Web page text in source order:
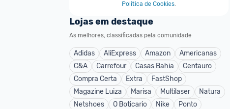
Política de Cookies.
Lojas em destaque
As melhores, classificadas pela comunidade
Adidas AliExpress Amazon
Americanas
C&A
Carrefour Casas Bahia
Centauro
Compra Certa
Extra
FastShop
Magazine Luiza
Marisa Multilaser
Natura
Netshoes
O Boticario Nike
Ponto